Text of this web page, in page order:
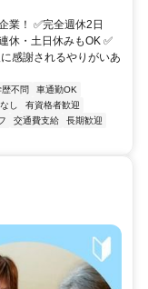
業！ ✅完全週休2日
休・土日休みもOK ✅
感謝されるやりがいあ
歴不問
車通勤OK
し
有資格者歓迎
交通費支給
長期歓迎